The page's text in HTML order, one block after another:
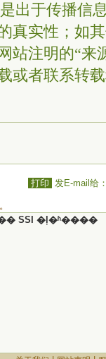
出于传播信
真实性；如
站注明的“来
或者联系转
打印 发E-mail给
SSI �ļ�ʱ����